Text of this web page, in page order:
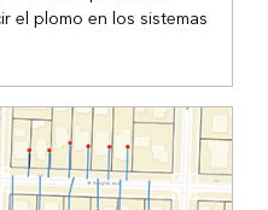
el plomo en los sistemas